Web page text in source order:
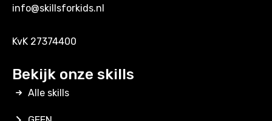
info@skillsforkids.nl
KvK 27374400
Bekijk onze skills
Alle skills